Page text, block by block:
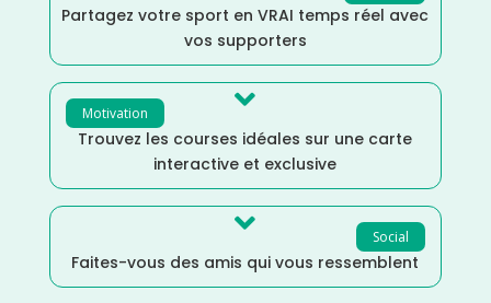
Partagez votre sport en VRAI temps réel avec
vos supporters
Motivation 
Trouvez les courses idéales sur une carte
interactive et exclusive
Social

Faites-vous des amis qui vous ressemblent